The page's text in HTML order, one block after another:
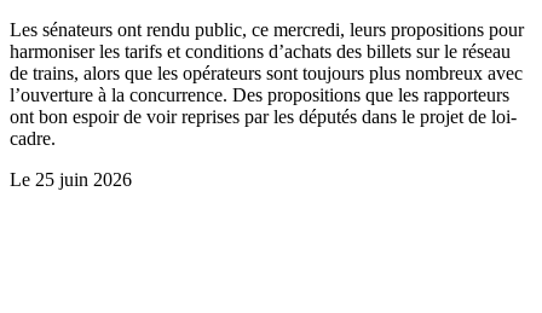
Les sénateurs ont rendu public, ce mercredi, leurs propositions pour
harmoniser les tarifs et conditions d’achats des billets sur le réseau
de trains, alors que les opérateurs sont toujours plus nombreux avec
l’ouverture à la concurrence. Des propositions que les rapporteurs
ont bon espoir de voir reprises par les députés dans le projet de loi-
cadre.
Le 25 juin 2026